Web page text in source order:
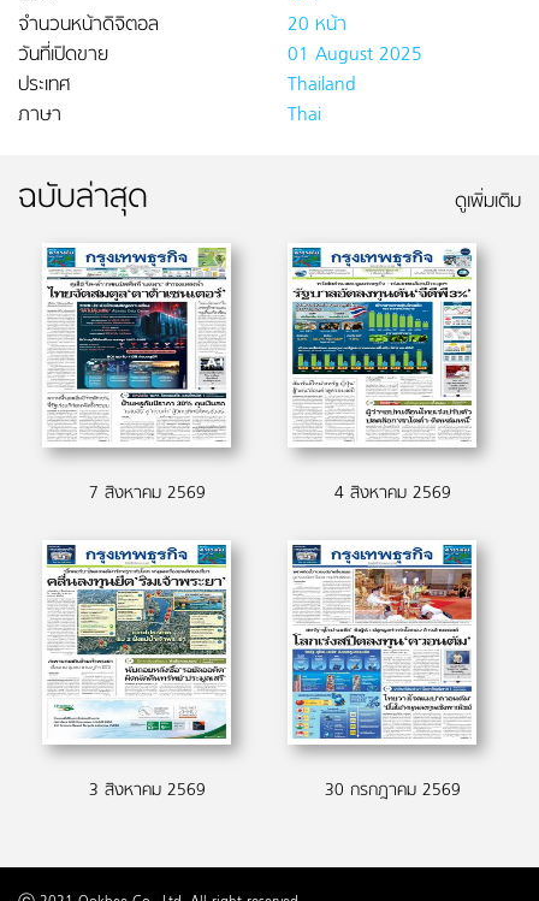
จำนวนหน้าดิจิตอล
20 หน้า
วันที่เปิดขาย
01 August 2025
ประเทศ
Thailand
ภาษา
Thai
ฉบับล่าสุด ดูเพิ่มเติม
7 สิงหาคม 2569 4 สิงหาคม 2569
3 สิงหาคม 2569 30 กรกฎาคม 2569